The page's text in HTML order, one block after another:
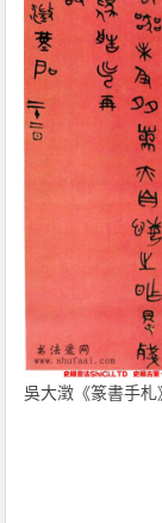
吳大澂《篆書手札